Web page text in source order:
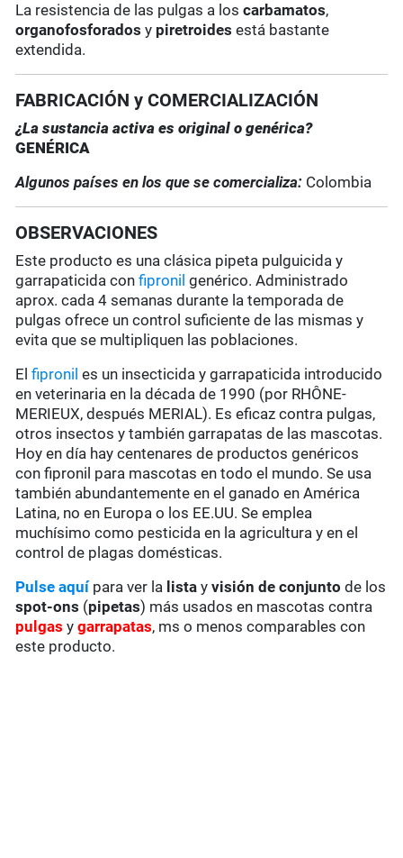
La resistencia de las pulgas a loscarbamatos,
organofosforados y piretroides está bastante
extendida.
FABRICACIÓN y COMERCIALIZACIÓN
¿La sustancia activa es original o genérica?
GENÉRICA
Algunos países en los que se comercializa: Colombia
OBSERVACIONES
Este producto es una clásica pipeta pulguicida y
garrapaticida confipronilgenérico. Administrado
aprox. cada 4 semanas durante la temporada de
pulgas ofrece un control suficiente de las mismas y
evita que se multipliquen las poblaciones.
Elfipronil es un insecticida y garrapaticida introducido
en veterinaria en la década de 1990 (por RHÔNE-
MERIEUX, después MERIAL). Es eficaz contra pulgas,
otros insectos y también garrapatas de las mascotas.
Hoy en día hay centenares de productos genéricos
con fipronil para mascotas en todo el mundo. Se usa
también abundantemente en el ganado en América
Latina, no en Europa o los EE.UU. Se emplea
muchísimo como pesticida en la agricultura y en el
control de plagas domésticas.
Pulse aquípara ver la lista yvisión de conjunto de los
spot-ons (pipetas) más usados en mascotas contra
pulgas ygarrapatas, ms o menos comparables con
este producto.